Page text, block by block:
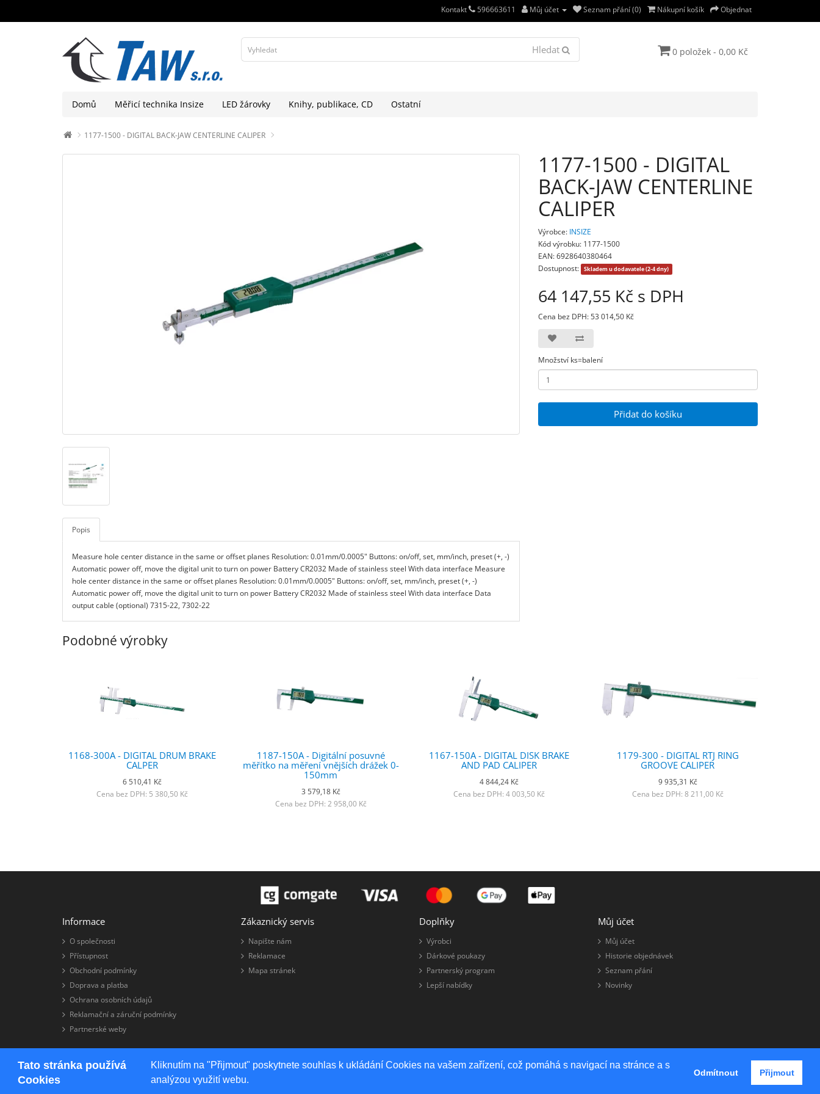
Tato stránka používá
Cookies
Kliknutím na "Přijmout" poskytnete souhlas k ukládání Cookies na vašem zařízení, což pomáhá s navigací na stránce a s
analýzou využití webu.
Odmítnout Přijmout
Kontakt 596663611 Můj účet Seznam přání (0) Nákupní košík Objednat
Hledat 0 položek - 0,00 Kč
Domů Měřicí technika Insize LED žárovky Knihy, publikace, CD Ostatní
1177-1500 - DIGITAL BACK-JAW CENTERLINE CALIPER
Popis
Measure hole center distance in the same or offset planes Resolution: 0.01mm/0.0005" Buttons: on/off, set, mm/inch, preset (+, -)
Automatic power off, move the digital unit to turn on power Battery CR2032 Made of stainless steel With data interface Measure
hole center distance in the same or offset planes Resolution: 0.01mm/0.0005" Buttons: on/off, set, mm/inch, preset (+, -)
Automatic power off, move the digital unit to turn on power Battery CR2032 Made of stainless steel With data interface Data
output cable (optional) 7315-22, 7302-22
1177-1500 - DIGITAL
BACK-JAW CENTERLINE
CALIPER
Výrobce: INSIZE
Kód výrobku: 1177-1500
EAN: 6928640380464
Dostupnost:
Skladem u dodavatele (2-4 dny)
64 147,55 Kč s DPH
Cena bez DPH: 53 014,50 Kč
Množství ks=balení
Přidat do košíku
Podobné výrobky
1168-300A - DIGITAL DRUM BRAKE
CALPER
6 510,41 Kč
Cena bez DPH: 5 380,50 Kč
1187-150A - Digitální posuvné
měřítko na měření vnějších drážek 0-
150mm
3 579,18 Kč
Cena bez DPH: 2 958,00 Kč
1167-150A - DIGITAL DISK BRAKE
AND PAD CALIPER
4 844,24 Kč
Cena bez DPH: 4 003,50 Kč
1179-300 - DIGITAL RTJ RING
GROOVE CALIPER
9 935,31 Kč
Cena bez DPH: 8 211,00 Kč
Informace
O společnosti
Přístupnost
Obchodní podmínky
Doprava a platba
Ochrana osobních údajů
Reklamační a záruční podmínky
Partnerské weby
Zákaznický servis
Napište nám
Reklamace
Mapa stránek
Doplňky
Výrobci
Dárkové poukazy
Partnerský program
Lepší nabídky
Můj účet
Můj účet
Historie objednávek
Seznam přání
Novinky
SystémTAW s.r.o.
OpenCart Theme ByHarnishDesign